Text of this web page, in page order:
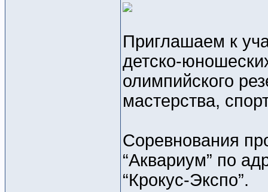
Приглашаем к
детско-
олимпийского
мастерства,
Соревнования
“Аквариум” по
“Крокус-Экспо”.